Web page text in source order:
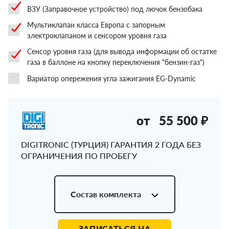
ВЗУ (Заправочное устройство) под лючок бензобака
Мультиклапан класса Европа с запорным
электроклапаном и сенсором уровня газа
Сенсор уровня газа (для вывода информации об остатке
газа в баллоне на кнопку переключения "бензин-газ")
Вариатор опережения угла зажигания EG-Dynamic
DIGITRONIC (ТУРЦИЯ) ГАРАНТИЯ 2 ГОДА БЕЗ
ОГРАНИЧЕНИЯ ПО ПРОБЕГУ
от 55 500 ₽
Состав комплекта